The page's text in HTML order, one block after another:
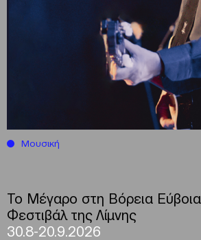
Μουσική
Το Μέγαρο στη Βόρεια Εύβοια
Φεστιβάλ της Λίμνης
30.8-20.9.2026